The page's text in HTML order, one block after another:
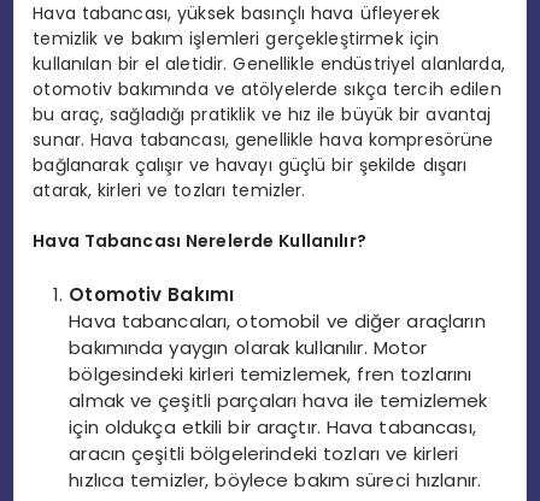
Hava tabancası, yüksek basınçlı hava üfleyerek
temizlik ve bakım işlemleri gerçekleştirmek için
kullanılan bir el aletidir. Genellikle endüstriyel alanlarda,
otomotiv bakımında ve atölyelerde sıkça tercih edilen
bu araç, sağladığı pratiklik ve hız ile büyük bir avantaj
sunar. Hava tabancası, genellikle hava kompresörüne
bağlanarak çalışır ve havayı güçlü bir şekilde dışarı
atarak, kirleri ve tozları temizler.
Hava Tabancası Nerelerde Kullanılır?
Otomotiv Bakımı
Hava tabancaları, otomobil ve diğer araçların
bakımında yaygın olarak kullanılır. Motor
bölgesindeki kirleri temizlemek, fren tozlarını
almak ve çeşitli parçaları hava ile temizlemek
için oldukça etkili bir araçtır. Hava tabancası,
aracın çeşitli bölgelerindeki tozları ve kirleri
hızlıca temizler, böylece bakım süreci hızlanır.